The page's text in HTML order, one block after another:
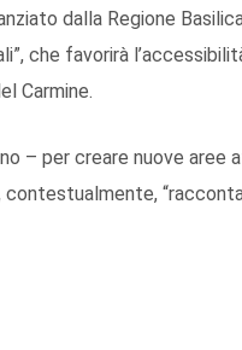
dalla Regione
che favorirà
Carmine.
– per creare nuove aree